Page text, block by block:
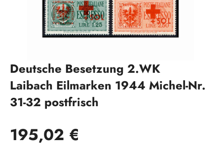
Deutsche Besetzung 2.WK
Laibach Eilmarken 1944 Michel-Nr.
31-32 postfrisch
Regulärer Preis:
195,02 €